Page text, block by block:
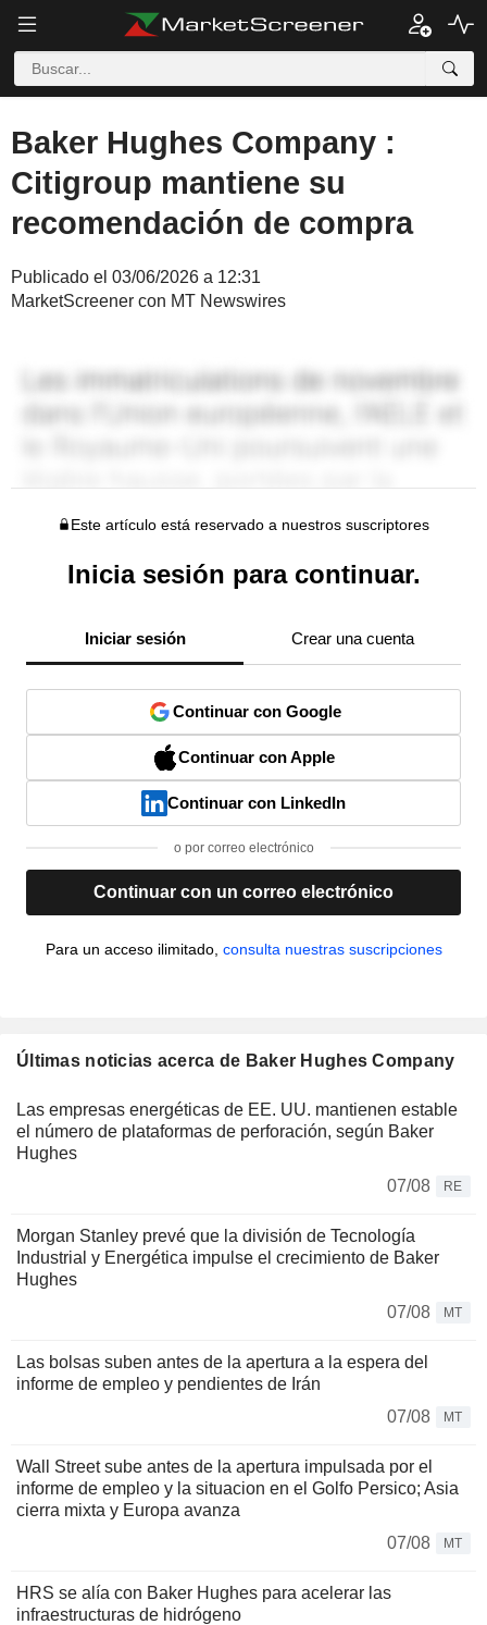
Baker Hughes Company :
Citigroup mantiene su
recomendación de compra
Publicado el 03/06/2026 a 12:31
MarketScreener con MT Newswires
Este artículo está reservado a nuestros suscriptores
Inicia sesión para continuar.
Iniciar sesión Crear una cuenta
Continuar con Google
Continuar con Apple
Continuar con LinkedIn
o por correo electrónico
Continuar con un correo electrónico
Para un acceso ilimitado, consulta nuestras suscripciones
Últimas noticias acerca de Baker Hughes Company
Las empresas energéticas de EE. UU. mantienen estable
el número de plataformas de perforación, según Baker
Hughes
07/08
RE
Morgan Stanley prevé que la división de Tecnología
Industrial y Energética impulse el crecimiento de Baker
Hughes
07/08
MT
Las bolsas suben antes de la apertura a la espera del
informe de empleo y pendientes de Irán
07/08
MT
Wall Street sube antes de la apertura impulsada por el
informe de empleo y la situacion en el Golfo Persico; Asia
cierra mixta y Europa avanza
07/08
MT
HRS se alía con Baker Hughes para acelerar las
infraestructuras de hidrógeno